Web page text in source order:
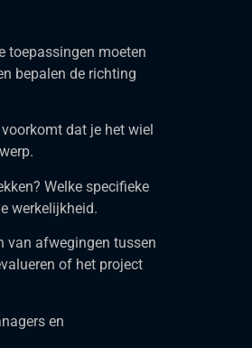
toepassingen moeten
bepalen de richting
dat je het wiel
Welke specifieke
werkelijkheid.
van afwegingen tussen
of het project
en